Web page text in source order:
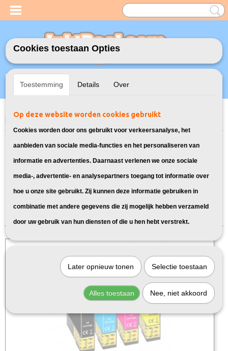
Inloggen Registreren
UW WINKELWAGEN
Home>Model Printer>603XL Inkt cartridges voor Epson
Inktcartridges geschikt voor Epson
Expression Home XP-2155
Cookies toestaan Opties
Toestemming Details Over
Op deze website worden cookies gebruikt
Cookies worden door ons gebruikt voor verkeersanalyse, het
aanbieden van sociale media-functies en het personaliseren van
informatie en advertenties. Daarnaast verlenen we onze sociale
media-, advertentie- en analysepartners toegang tot informatie over
hoe u onze site gebruikt. Zij kunnen deze informatie gebruiken in
combinatie met andere gegevens die zij mogelijk hebben verzameld
door uw gebruik van hun diensten of die u hen hebt verstrekt.
Later opnieuw tonen Selectie toestaan
Alles toestaan Nee, niet akkoord